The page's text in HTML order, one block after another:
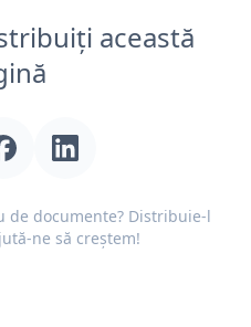
această
documente? Distribuie-l
ne să creștem!